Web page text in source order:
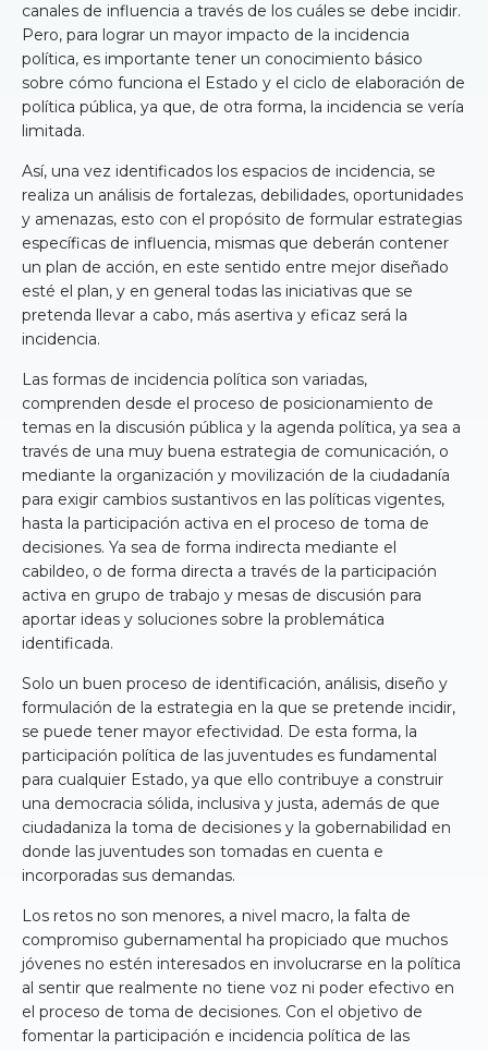
canales de influencia a través de los cuáles se debe incidir.
Pero, para lograr un mayor impacto de la incidencia
política, es importante tener un conocimiento básico
sobre cómo funciona el Estado y el ciclo de elaboración de
política pública, ya que, de otra forma, la incidencia se vería
limitada.
Así, una vez identificados los espacios de incidencia, se
realiza un análisis de fortalezas, debilidades, oportunidades
y amenazas, esto con el propósito de formular estrategias
específicas de influencia, mismas que deberán contener
un plan de acción, en este sentido entre mejor diseñado
esté el plan, y en general todas las iniciativas que se
pretenda llevar a cabo, más asertiva y eficaz será la
incidencia.
Las formas de incidencia política son variadas,
comprenden desde el proceso de posicionamiento de
temas en la discusión pública y la agenda política, ya sea a
través de una muy buena estrategia de comunicación, o
mediante la organización y movilización de la ciudadanía
para exigir cambios sustantivos en las políticas vigentes,
hasta la participación activa en el proceso de toma de
decisiones. Ya sea de forma indirecta mediante el
cabildeo, o de forma directa a través de la participación
activa en grupo de trabajo y mesas de discusión para
aportar ideas y soluciones sobre la problemática
identificada.
Solo un buen proceso de identificación, análisis, diseño y
formulación de la estrategia en la que se pretende incidir,
se puede tener mayor efectividad. De esta forma, la
participación política de las juventudes es fundamental
para cualquier Estado, ya que ello contribuye a construir
una democracia sólida, inclusiva y justa, además de que
ciudadaniza la toma de decisiones y la gobernabilidad en
donde las juventudes son tomadas en cuenta e
incorporadas sus demandas.
Los retos no son menores, a nivel macro, la falta de
compromiso gubernamental ha propiciado que muchos
jóvenes no estén interesados en involucrarse en la política
al sentir que realmente no tiene voz ni poder efectivo en
el proceso de toma de decisiones. Con el objetivo de
fomentar la participación e incidencia política de las